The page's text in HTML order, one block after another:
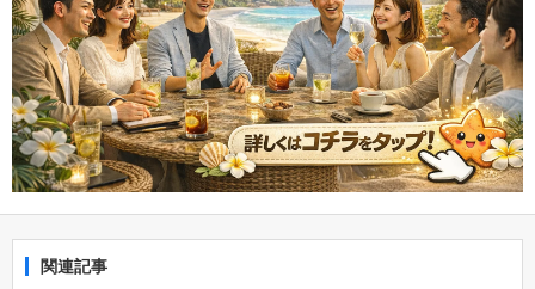
関連記事